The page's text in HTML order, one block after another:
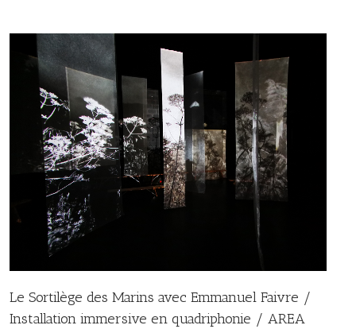
Le Sortilège des Marins avec Emmanuel Faivre /
Installation immersive en quadriphonie / AREA